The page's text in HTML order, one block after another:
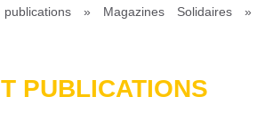
» Magazines Solidaires»
PUBLICATIONS